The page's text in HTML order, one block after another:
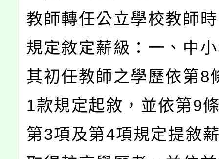
教師轉任公立學校教師
規定敘定薪級：一、中
其初任教師之學歷依第8
1款規定起敘，並依第9
第3項及第4項規定提敘